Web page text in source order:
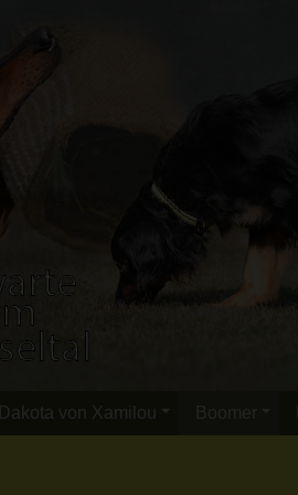
Dakota von Xamilou Boomer